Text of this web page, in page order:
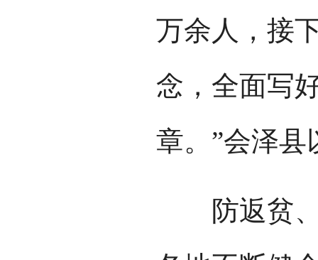
万余人，接
念，全面写
章。”会泽
防返贫、